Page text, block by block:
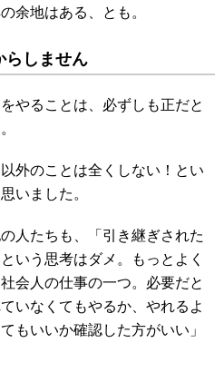
余地はある、とも。
らしません
やることは、必ずしも正だと
外のことは全くしない！とい
いました。
人たちも、「引き継ぎされた
いう思考はダメ。もっとよく
会人の仕事の一つ。必要だと
いなくてもやるか、やれるよ
もいいか確認した方がいい」